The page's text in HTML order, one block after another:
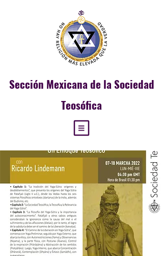
Sección Mexicana de la Sociedad
Teosófica